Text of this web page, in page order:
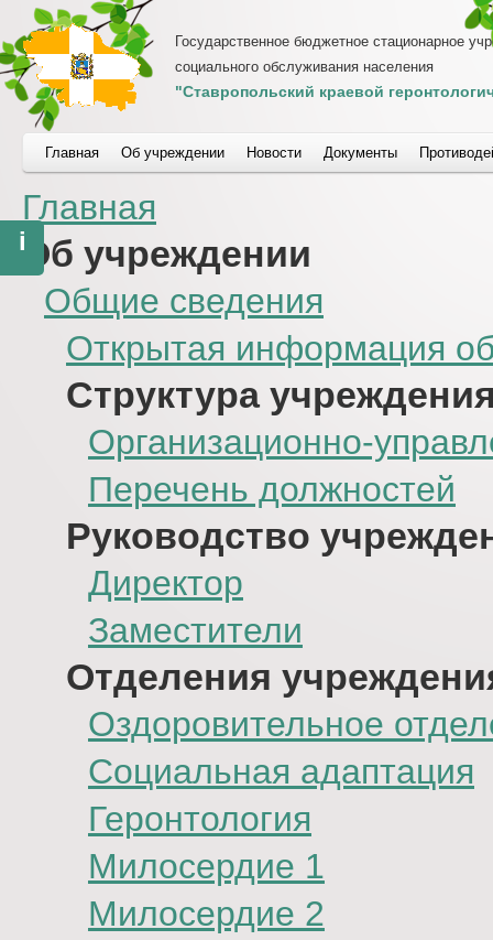
Государственное бюджетное стационарное
социального обслуживания населения
"Ставропольский краевой
i
Главная Об учреждении Новости Документы
Главная
Об учреждении
Общие сведения
Открытая информация
Структура
Организационно-
Перечень должностей
Руководство
Директор
Заместители
Отделения
Оздоровительное
Социальная адаптация
Геронтология
Милосердие 1
Милосердие 2